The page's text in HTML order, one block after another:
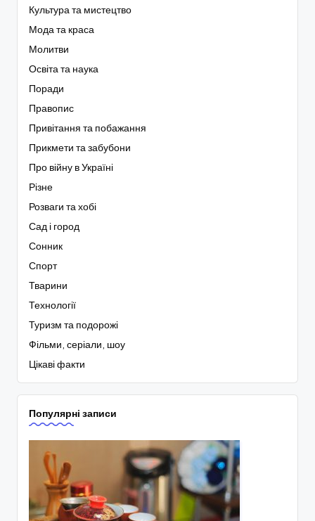
Культура та мистецтво
Мода та краса
Молитви
Освіта та наука
Поради
Правопис
Привітання та побажання
Прикмети та забубони
Про війну в Україні
Різне
Розваги та хобі
Сад і город
Сонник
Спорт
Тварини
Технології
Туризм та подорожі
Фільми, серіали, шоу
Цікаві факти
Популярні записи